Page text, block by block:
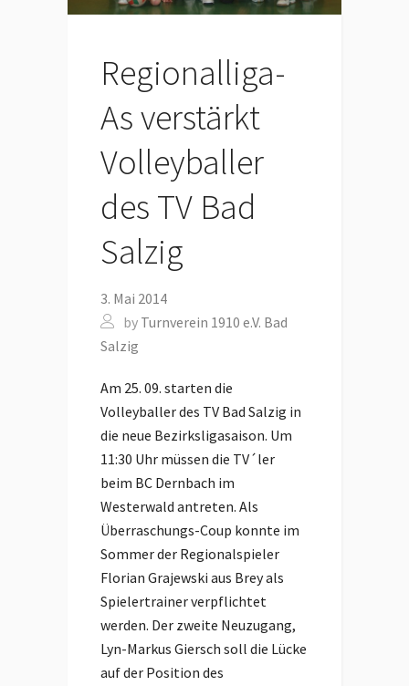
Regionalliga-
As verstärkt
Volleyballer
des TV Bad
Salzig
3. Mai 2014
by Turnverein 1910 e.V. Bad
Salzig
Am 25. 09. starten die
Volleyballer des TV Bad Salzig in
die neue Bezirksligasaison. Um
11:30 Uhr müssen die TV´ler
beim BC Dernbach im
Westerwald antreten. Als
Überraschungs-Coup konnte im
Sommer der Regionalspieler
Florian Grajewski aus Brey als
Spielertrainer verpflichtet
werden. Der zweite Neuzugang,
Lyn-Markus Giersch soll die Lücke
auf der Position des